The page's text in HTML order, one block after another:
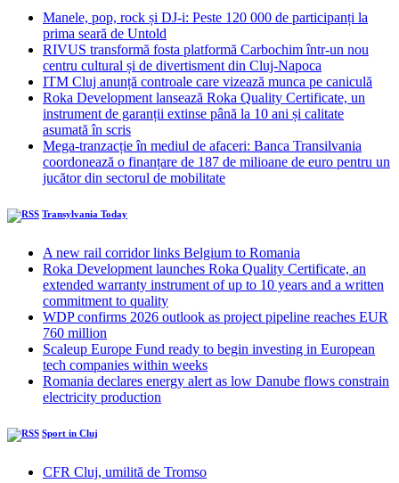
Manele, pop, rock și DJ-i: Peste 120 000 de participanți la
prima seară de Untold
RIVUS transformă fosta platformă Carbochim într-un nou
centru cultural și de divertisment din Cluj-Napoca
ITM Cluj anunță controale care vizează munca pe caniculă
Roka Development lansează Roka Quality Certificate, un
instrument de garanții extinse până la 10 ani și calitate
asumată în scris
Mega-tranzacție în mediul de afaceri: Banca Transilvania
coordonează o finanțare de 187 de milioane de euro pentru un
jucător din sectorul de mobilitate
Transylvania Today
A new rail corridor links Belgium to Romania
Roka Development launches Roka Quality Certificate, an
extended warranty instrument of up to 10 years and a written
commitment to quality
WDP confirms 2026 outlook as project pipeline reaches EUR
760 million
Scaleup Europe Fund ready to begin investing in European
tech companies within weeks
Romania declares energy alert as low Danube flows constrain
electricity production
Sport in Cluj
CFR Cluj, umilită de Tromso